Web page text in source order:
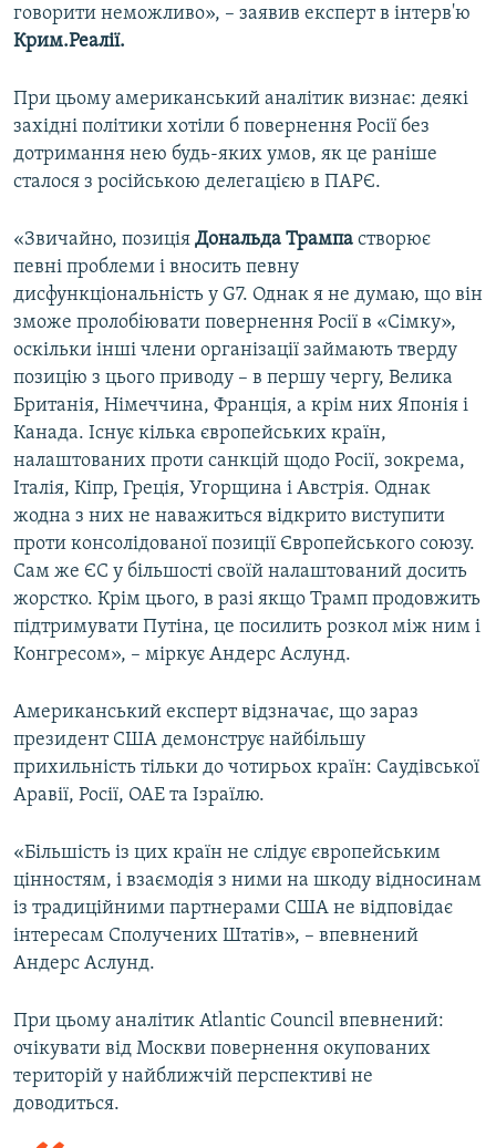
говорити неможливо», – заявив експерт в інтерв'ю
Крим.Реалії.
При цьому американський аналітик визнає: деякі
західні політики хотіли б повернення Росії без
дотримання нею будь-яких умов, як це раніше
сталося з російською делегацією в ПАРЄ.
«Звичайно, позиція Дональда Трампа створює
певні проблеми і вносить певну
дисфункціональність у G7. Однак я не думаю, що він
зможе пролобіювати повернення Росії в «Сімку»,
оскільки інші члени організації займають тверду
позицію з цього приводу – в першу чергу, Велика
Британія, Німеччина, Франція, а крім них Японія і
Канада. Існує кілька європейських країн,
налаштованих проти санкцій щодо Росії, зокрема,
Італія, Кіпр, Греція, Угорщина і Австрія. Однак
жодна з них не наважиться відкрито виступити
проти консолідованої позиції Європейського союзу.
Сам же ЄС у більшості своїй налаштований досить
жорстко. Крім цього, в разі якщо Трамп продовжить
підтримувати Путіна, це посилить розкол між ним і
Конгресом», – міркує Андерс Аслунд.
Американський експерт відзначає, що зараз
президент США демонструє найбільшу
прихильність тільки до чотирьох країн: Саудівської
Аравії, Росії, ОАЕ та Ізраїлю.
«Більшість із цих країн не слідує європейським
цінностям, і взаємодія з ними на шкоду відносинам
із традиційними партнерами США не відповідає
інтересам Сполучених Штатів», – впевнений
Андерс Аслунд.
При цьому аналітик Atlantic Council впевнений:
очікувати від Москви повернення окупованих
територій у найближчій перспективі не
доводиться.